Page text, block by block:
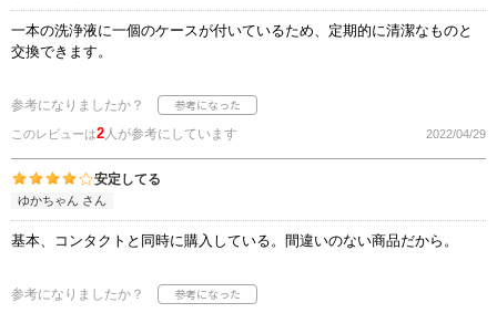
一本の洗浄液に一個のケースが付いているため、定期的に清潔なものと
交換できます。
参考になりましたか？
このレビューは2人が参考にしています 2022/04/29
安定してる
ゆかちゃん さん
基本、コンタクトと同時に購入している。間違いのない商品だから。
参考になりましたか？